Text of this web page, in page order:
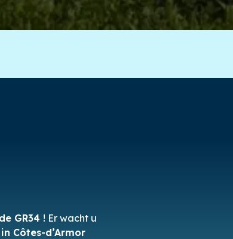
GR34 ! Er wacht u
Côtes-d’Armor